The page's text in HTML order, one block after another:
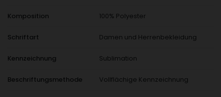
Komposition 100% Polyester
Schriftart Damen und Herrenbekleidung
Kennzeichnung Sublimation
Beschriftungsmethode Vollflächige Kennzeichnung